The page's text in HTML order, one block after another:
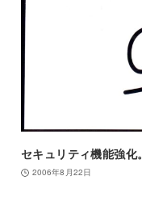
セキュリティ機能強化。
2006年8月22日